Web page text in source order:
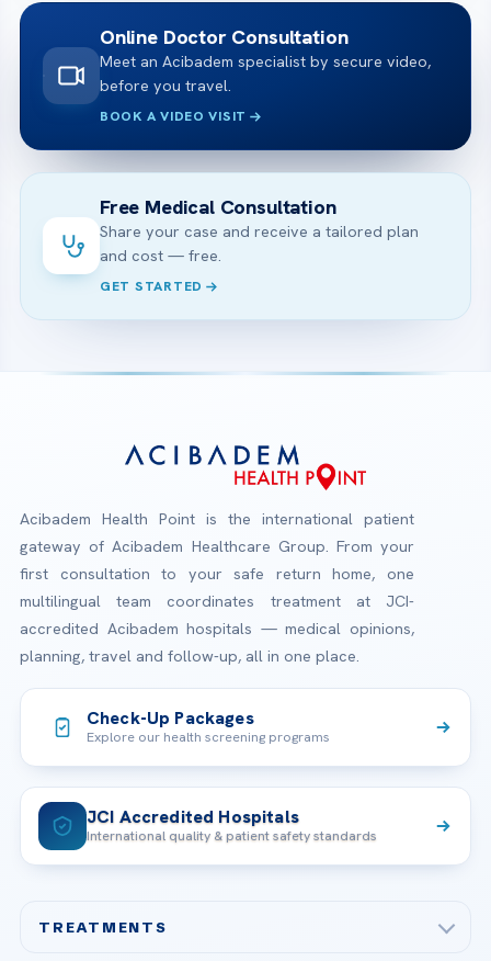
Online Doctor Consultation
Meet an Acibadem specialist by secure video,
before you travel.
BOOK A VIDEO VISIT
Free Medical Consultation
Share your case and receive a tailored plan
and cost — free.
GET STARTED
Acibadem Health Point is the international patient
gateway of Acibadem Healthcare Group. From your
first consultation to your safe return home, one
multilingual team coordinates treatment at JCI-
accredited Acibadem hospitals — medical opinions,
planning, travel and follow-up, all in one place.
Check-Up Packages
Explore our health screening programs
JCI Accredited Hospitals
International quality & patient safety standards
TREATMENTS